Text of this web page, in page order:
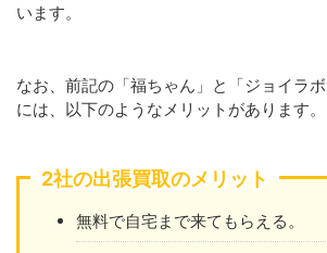
います。
なお、前記の「福ちゃん」と「ジョイラ
には、以下のようなメリットがあります。
2社の出張買取のメリット
無料で自宅まで来てもらえる。